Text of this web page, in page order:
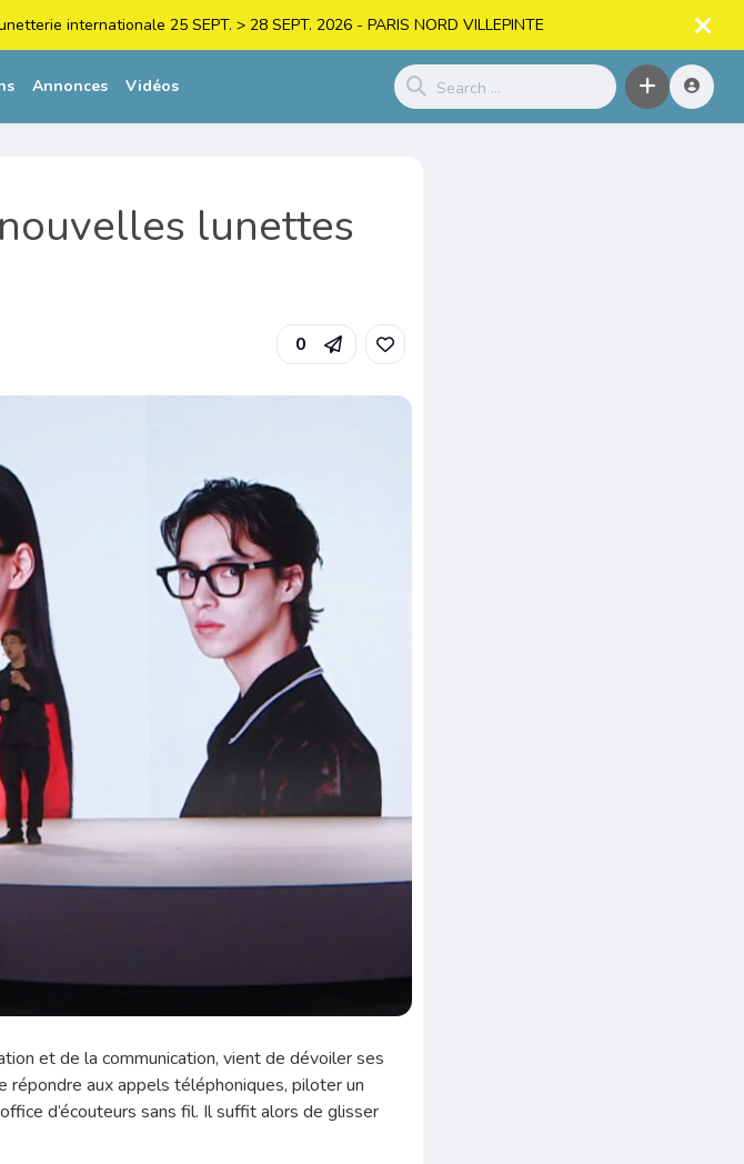
internationale 25 SEPT. > 28 SEPT. 2026 - PARIS NORD VILLEPINTE
Annonces Vidéos
lunettes
0
et de la communication, vient de dévoiler ses
aux appels téléphoniques, piloter un
d’écouteurs sans fil. Il suffit alors de glisser